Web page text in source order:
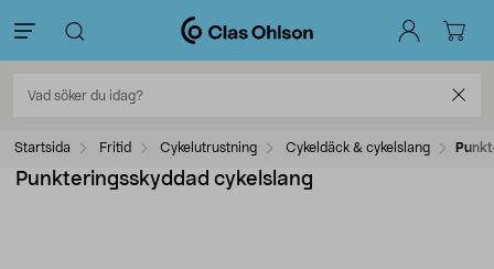
Startsida Fritid Cykelutrustning Cykeldäck & cykelslang
Punkteringsskyddad cykelslang